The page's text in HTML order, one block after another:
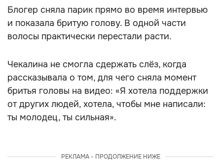
Блогер сняла парик прямо во время интервью
и показала бритую голову. В одной части
волосы практически перестали расти.
Чекалина не смогла сдержать слёз, когда
рассказывала о том, для чего сняла момент
бритья головы на видео: «Я хотела поддержки
от других людей, хотела, чтобы мне написали:
ты молодец, ты сильная».
РЕКЛАМА - ПРОДОЛЖЕНИЕ НИЖЕ